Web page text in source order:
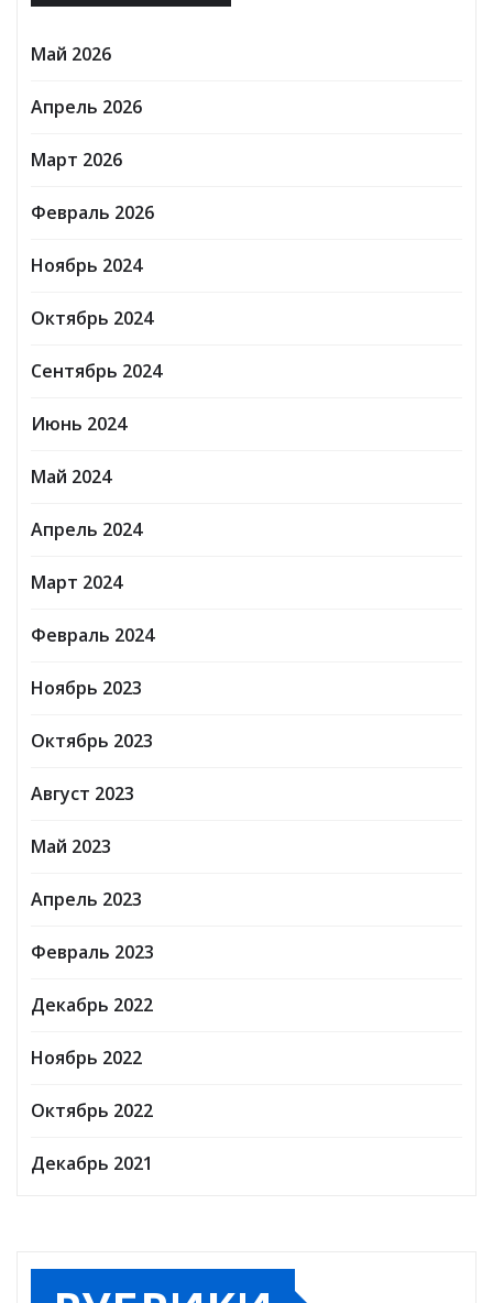
Май 2026
Апрель 2026
Март 2026
Февраль 2026
Ноябрь 2024
Октябрь 2024
Сентябрь 2024
Июнь 2024
Май 2024
Апрель 2024
Март 2024
Февраль 2024
Ноябрь 2023
Октябрь 2023
Август 2023
Май 2023
Апрель 2023
Февраль 2023
Декабрь 2022
Ноябрь 2022
Октябрь 2022
Декабрь 2021